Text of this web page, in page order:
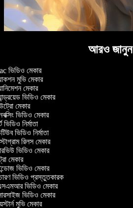
আরও জানুন
ভিডিও মেকার
মুভি মেকার
মেকার
ভিডিও মেকার
মেকার
ভিডিও মেকার
নির্মাতা
ভিডিও নির্মাতা
রিলস মেকার
ভিডিও মেকার
মেকার
ভিডিও মেকার
ভিডিও প্রস্তুতকারক
ভিডিও মেকার
ভিডিও মেকার
মুভি মেকার